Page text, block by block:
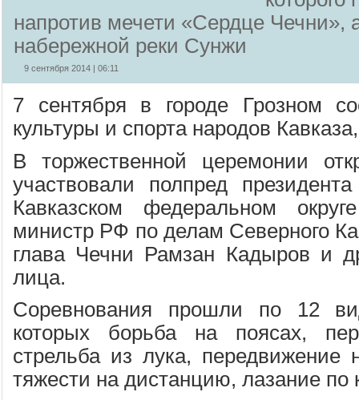
напротив мечети «Сердце Чечни»,
набережной реки Сунжи
9 сентября 2014 | 06:11
7 сентября в городе Грозном
культуры и спорта народов
В торжественной церемонии
участвовали полпред
Кавказском федеральном
министр РФ по делам Северного
глава Чечни Рамзан Кадыров и
лица.
Соревнования прошли по 12
которых борьба на поясах,
стрельба из лука, передвижение
тяжести на дистанцию, лазание по